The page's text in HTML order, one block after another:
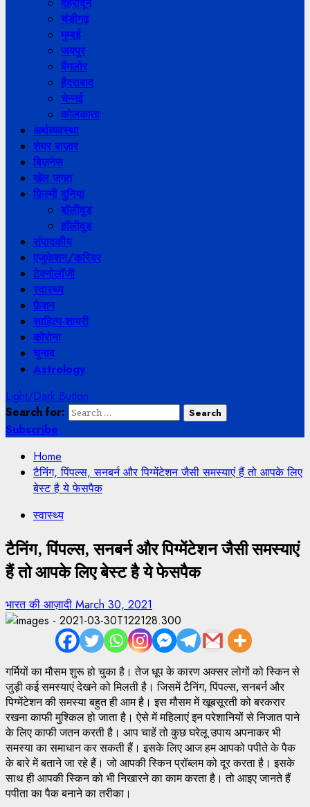
चंडीगढ़
मुम्बई
जयपुर
बैंगलोर
हैदराबाद
चेन्नई
कोलकाता
अर्थव्यवस्था
शेयर बाज़ार
बिज़नेस
खेल जगत
फ़िल्मी दुनिया
बॉलीवुड
हॉलीवुड
संपादकीय
एजुकेशन/करियर
टेक्नोलॉजी
स्वास्थ्य
फ़ैशन
साहित्य-शायरी
कोरोना
चुनाव
Astrology
Light/Dark Button
Search for:
Subscribe
Home
टैनिंग, पिंपल्स, सनबर्न और पिग्मेंटेशन जैसी समस्याएं हैं तो आपके लिए
बेस्ट है ये फेसपैक
स्वास्थ्य
टैनिंग, पिंपल्स, सनबर्न और पिग्मेंटेशन जैसी समस्याएं
हैं तो आपके लिए बेस्ट है ये फेसपैक
भारत की आज़ादी March 30, 2021
गर्मियों का मौसम शुरू हो चुका है। तेज धूप के कारण अक्सर लोगों को स्किन से
जुड़ी कई समस्याएं देखने को मिलती है। जिसमें टैनिंग, पिंपल्स, सनबर्न और
पिग्मेंटेशन की समस्या बहुत ही आम है। इस मौसम में खूबसूरती को बरकरार
रखना काफी मुश्किल हो जाता है। ऐसे में महिलाएं इन परेशानियों से निजात पाने
के लिए काफी जतन करती है। आप चाहें तो कुछ घरेलू उपाय अपनाकर भी
समस्या का समाधान कर सकती हैं। इसके लिए आज हम आपको पपीते के पैक
के बारे में बताने जा रहे हैं। जो आपकी स्किन प्रॉब्लम को दूर करता है। इसके
साथ ही आपकी स्किन को भी निखारने का काम करता है। तो आइए जानते हैं
पपीता का पैक बनाने का तरीका।